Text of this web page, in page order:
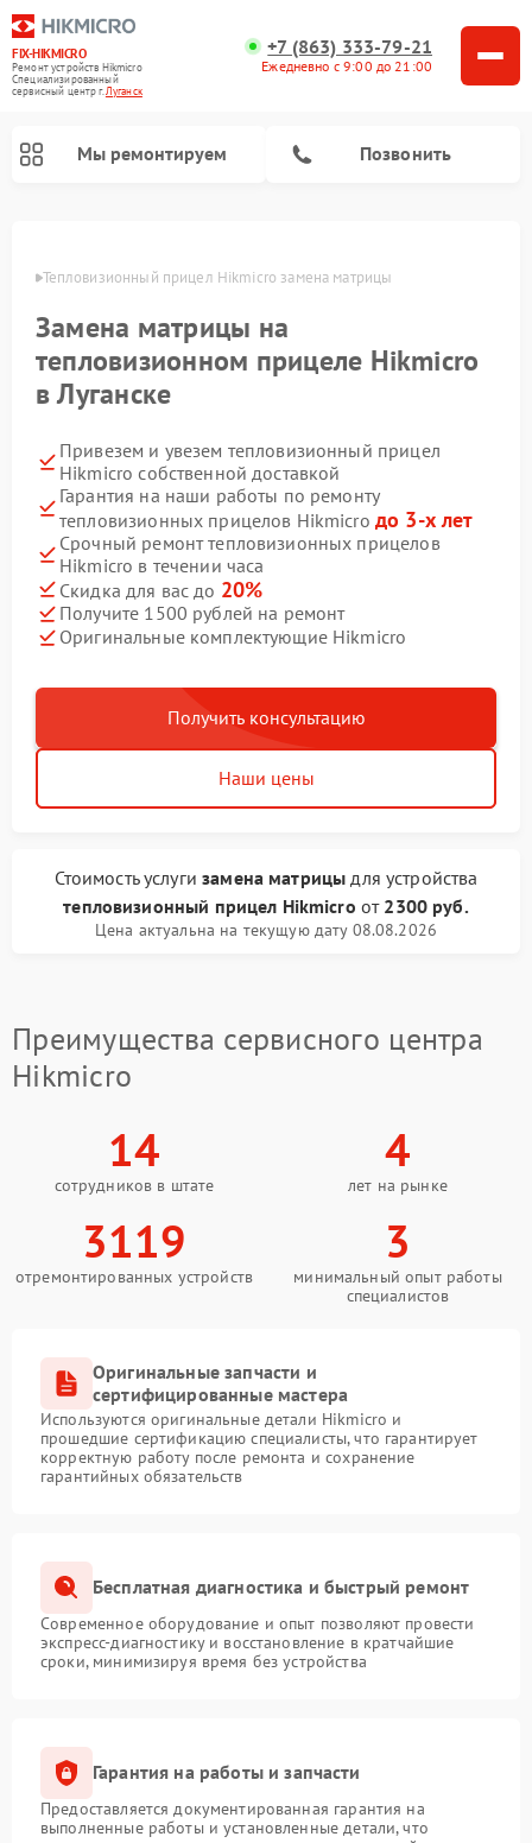
FIX-HIKMICRO
Ремонт устройств Hikmicro
Специализированный
cервисный центр г.Луганск
+7 (863) 333-79-21
Ежедневно с 9:00 до 21:00
Мы ремонтируем Позвонить
Тепловизионный прицел Hikmicro замена матрицы
Замена матрицы на
тепловизионном прицеле Hikmicro
в Луганске
Привезем и увезем тепловизионный прицел
Hikmicro собственной доставкой
Гарантия на наши работы по ремонту
тепловизионных прицелов Hikmicro до 3-х лет
Срочный ремонт тепловизионных прицелов
Hikmicro в течении часа
Скидка для вас до 20%
Получите 1500 рублей на ремонт
Оригинальные комплектующие Hikmicro
Получить консультацию
Наши цены
Стоимость услугизамена матрицы для устройства
тепловизионный прицел Hikmicro от 2300 руб.
Цена актуальна на текущую дату 08.08.2026
Преимущества сервисного центра
Hikmicro
14
сотрудников в штате
4
лет на рынке
3119
отремонтированных устройств
3
минимальный опыт работы
специалистов
Оригинальные запчасти и
сертифицированные мастера
Используются оригинальные детали Hikmicro и
прошедшие сертификацию специалисты, что гарантирует
корректную работу после ремонта и сохранение
гарантийных обязательств
Бесплатная диагностика и быстрый ремонт
Современное оборудование и опыт позволяют провести
экспресс-диагностику и восстановление в кратчайшие
сроки, минимизируя время без устройства
Гарантия на работы и запчасти
Предоставляется документированная гарантия на
выполненные работы и установленные детали, что